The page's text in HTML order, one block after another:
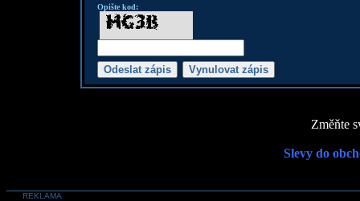
Opište kod:
Změňte
Slevy do
REKLAMA